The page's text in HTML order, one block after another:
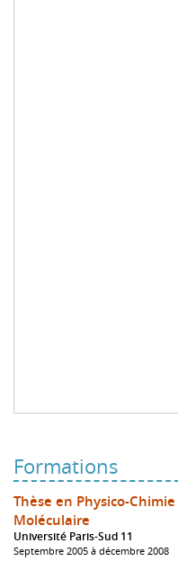
Formations
Thèse en Physico-Chimie
Moléculaire
Université Paris-Sud 11
Septembre 2005 à décembre 2008